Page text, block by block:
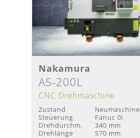
Detailansicht
Lieferzeit :
Nakamura
AS-200L
CNC Drehmaschine
Zustand
Neumaschine
Steuerung
Fanuc 0i
Drehdurchm.
340 mm
Drehlänge
570 mm